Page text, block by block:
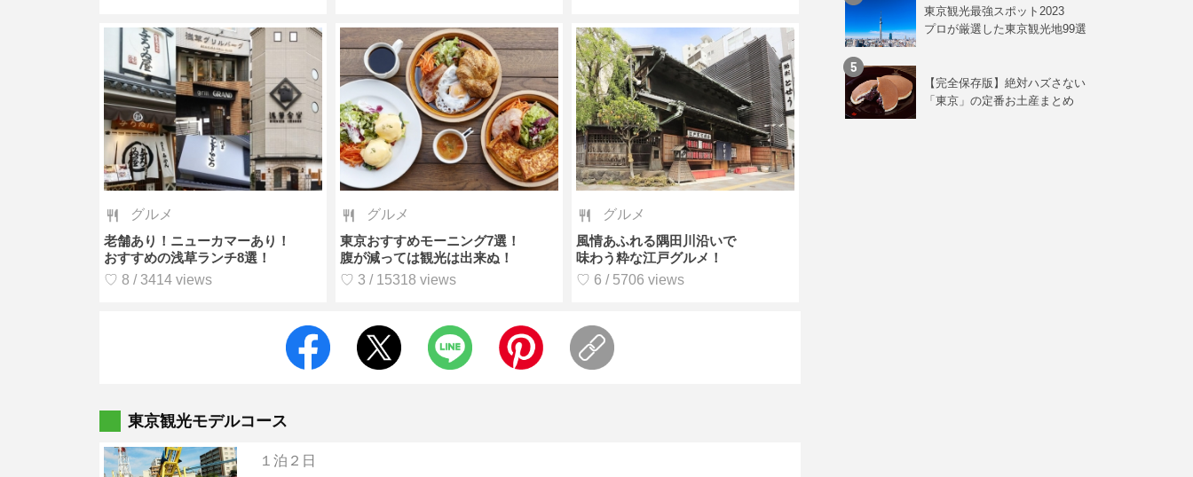
グルメ
老舗あり！ニューカマーあり！
おすすめの浅草ランチ8選！
♡ 8 / 3414 views
グルメ
東京おすすめモーニング7選！
腹が減っては観光は出来ぬ！
♡ 3 / 15318 views
グルメ
風情あふれる隅田川沿いで
味わう粋な江戸グルメ！
♡ 6 / 5706 views
東京観光モデルコース
１泊２日
東京観光最強スポット2023
プロが厳選した東京観光地99選
【完全保存版】絶対ハズさない
「東京」の定番お土産まとめ